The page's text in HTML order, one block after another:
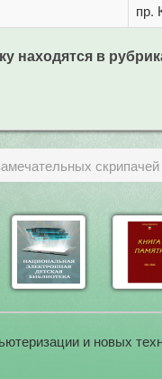
пр.
находятся в
и новых